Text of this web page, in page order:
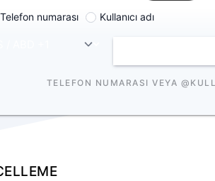
Telefon numarası Kullanıcı adı
TELEFON NUMARASI VEYA